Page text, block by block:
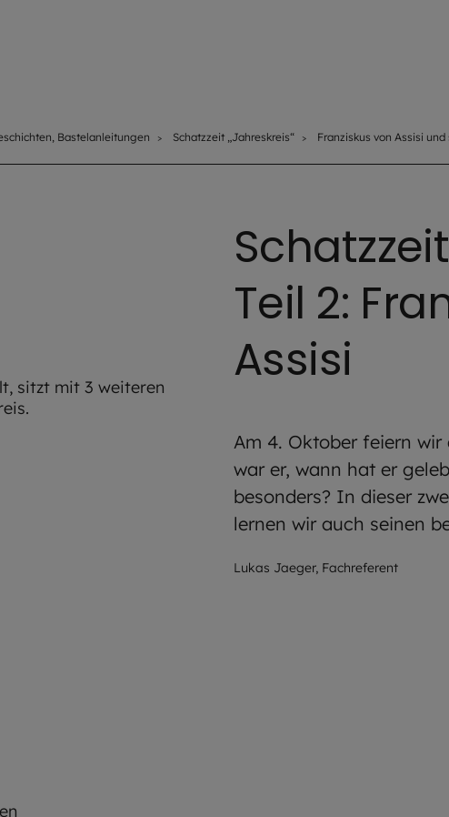
Bastelanleitungen Schatzzeit „Jahreskreis“ Franziskus von Assisi
Teil 2:
Assisi
Am 4. Oktober feiern wir
war er, wann hat er
besonders? In dieser
lernen wir auch seinen
Lukas Jaeger, Fachreferent